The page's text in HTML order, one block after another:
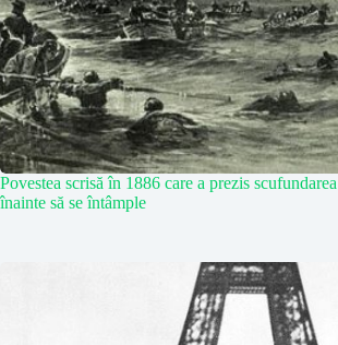
Povestea scrisă în 1886 care a prezis
înainte să se întâmple